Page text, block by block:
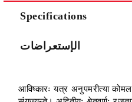
Specifications
الإستعراضات
आविष्कारः यत्र अनुपमरीत्या